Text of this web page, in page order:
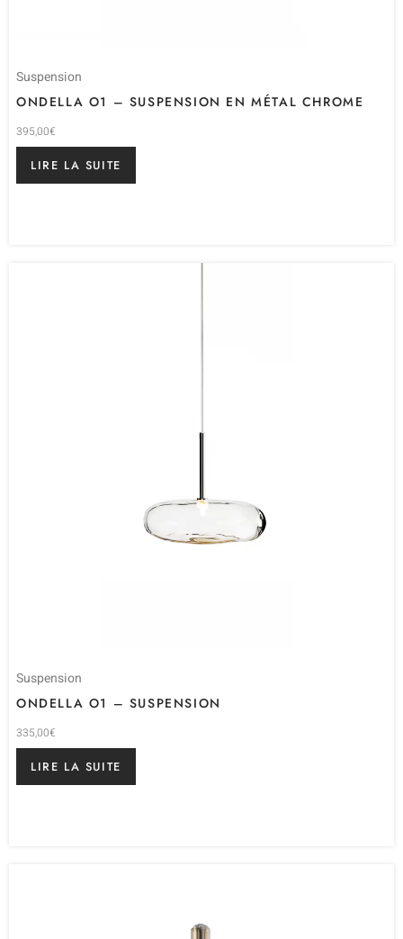
Suspension
ONDELLA O1 – SUSPENSION EN MÉTAL CHROME
395,00€
LIRE LA SUITE
Suspension
ONDELLA O1 – SUSPENSION
335,00€
LIRE LA SUITE